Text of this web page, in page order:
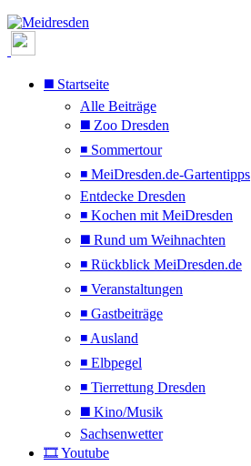
◼️ Startseite
Alle Beiträge
◼️ Zoo Dresden
◾ Sommertour
◾ MeiDresden.de-Gartentipps
Entdecke Dresden
◾ Kochen mit MeiDresden
◼️ Rund um Weihnachten
◾ Rückblick MeiDresden.de
◾ Veranstaltungen
◾ Gastbeiträge
◾ Ausland
◾ Elbpegel
◾ Tierrettung Dresden
◼️ Kino/Musik
Sachsenwetter
🎞️ Youtube